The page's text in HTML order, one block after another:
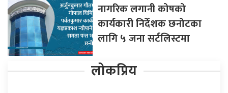
नागरिक लगानी कोषको
कार्यकारी निर्देशक छनोटका
लागि ५ जना सर्टलिस्टमा
लोकप्रिय